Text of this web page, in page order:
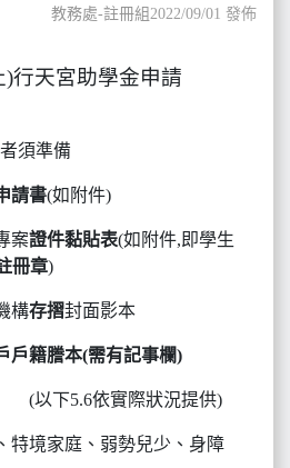
教務處-註冊組2022/09/01 發佈
行天宮助學金申請
須準備
請書(如附件)
案證件黏貼表(如附件,即學生
冊章)
構存摺封面影本
戶籍謄本(需有記事欄)
實際狀況提供)
境家庭、弱勢兒少、身障